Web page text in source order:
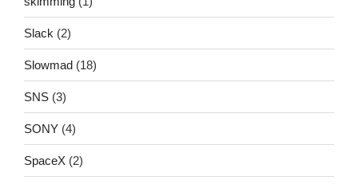
Slack (2)
Slowmad (18)
SNS (3)
SONY (4)
SpaceX (2)